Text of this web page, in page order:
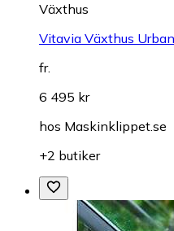
Växthus
Vitavia Växthus
fr.
6 495 kr
hos Maskinklippet.se
+2 butiker